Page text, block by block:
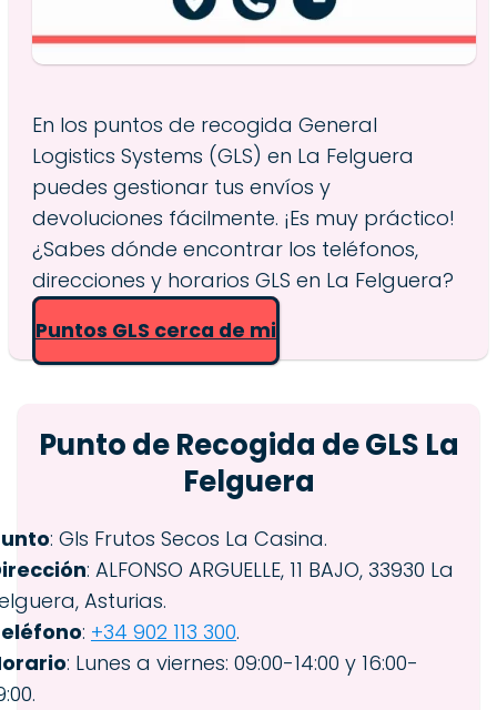
En los puntos de recogida General
Logistics Systems (GLS) en La Felguera
puedes gestionar tus envíos y
devoluciones fácilmente. ¡Es muy práctico!
¿Sabes dónde encontrar los teléfonos,
direcciones y horarios GLS en La Felguera?
Puntos GLS cerca de mi
Punto de Recogida de GLS La
Felguera
: Gls Frutos Secos La Casina.
: ALFONSO ARGUELLE, 11 BAJO, 33930 La
Asturias.
: +34 902 113 300.
: Lunes a viernes: 09:00-14:00 y 16:00-